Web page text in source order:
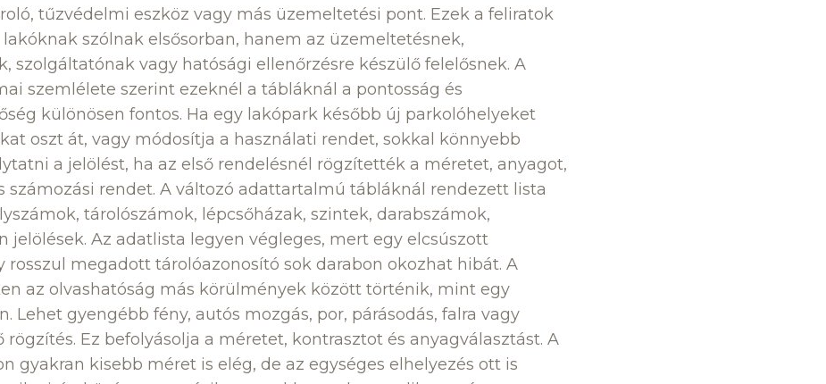
tűzvédelmi eszköz vagy más üzemeltetési pont. Ezek a feliratok
szólnak elsősorban, hanem az üzemeltetésnek,
szolgáltatónak vagy hatósági ellenőrzésre készülő felelősnek. A
szemlélete szerint ezeknél a tábláknál a pontosság és
különösen fontos. Ha egy lakópark később új parkolóhelyeket
oszt át, vagy módosítja a használati rendet, sokkal könnyebb
a jelölést, ha az első rendelésnél rögzítették a méretet, anyagot,
számozási rendet. A változó adattartalmú tábláknál rendezett lista
tárolószámok, lépcsőházak, szintek, darabszámok,
jelölések. Az adatlista legyen végleges, mert egy elcsúszott
rosszul megadott tárolóazonosító sok darabon okozhat hibát. A
az olvashatóság más körülmények között történik, mint egy
Lehet gyengébb fény, autós mozgás, por, párásodás, falra vagy
rögzítés. Ez befolyásolja a méretet, kontrasztot és anyagválasztást. A
gyakran kisebb méret is elég, de az egységes elhelyezés ott is